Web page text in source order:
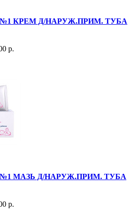
№1 КРЕМ Д/НАРУЖ.ПРИМ. ТУБА
р.
№1 МАЗЬ Д/НАРУЖ.ПРИМ. ТУБА
р.